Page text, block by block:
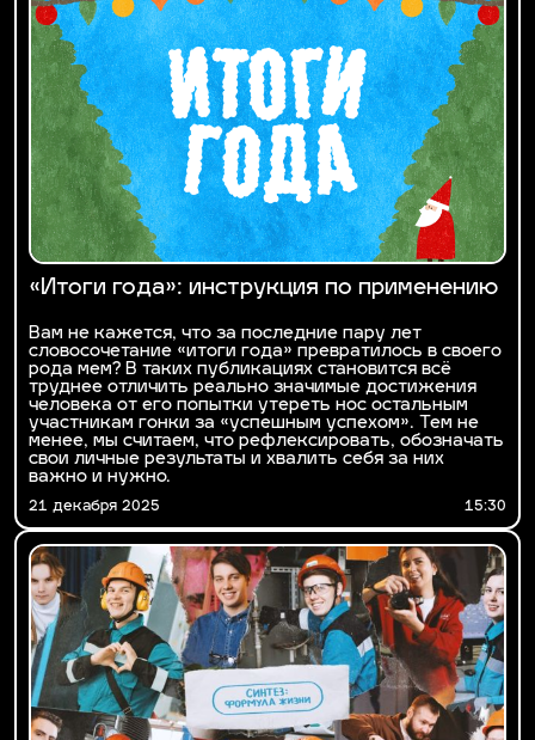
«Итоги года»: инструкция по применению
Вам не кажется, что за последние пару лет
словосочетание «итоги года» превратилось в своего
рода мем? В таких публикациях становится всё
труднее отличить реально значимые достижения
человека от его попытки утереть нос остальным
участникам гонки за «успешным успехом». Тем не
менее, мы считаем, что рефлексировать, обозначать
свои личные результаты и хвалить себя за них
важно и нужно.
21 декабря 2025 15:30